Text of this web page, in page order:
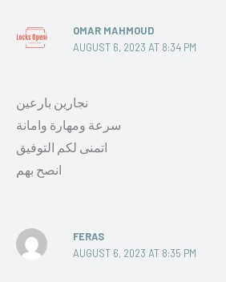
OMAR MAHMOUD
AUGUST 6, 2023 AT 8:34 PM
نجارين بارعين
سرعة ومهارة وامانة
اتمنى لكم التوفيق
انصح بهم
FERAS
AUGUST 6, 2023 AT 8:35 PM